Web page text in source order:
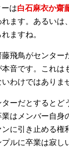
は白石麻衣か齋
ます。あるいは
ますね。
飛鳥がセンター
音です。これは
わけではありま
ーだとするとど
はメンバー自身
に引き止める権
ルに卒業は寂し